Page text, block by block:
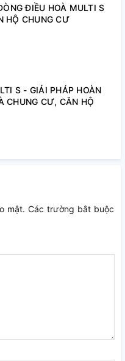
ĐIỀU HOÀ MULTI S
HỘ CHUNG CƯ
S - GIẢI PHÁP HOÀN
CHUNG CƯ, CĂN HỘ
mật. Các trường bắt buộc